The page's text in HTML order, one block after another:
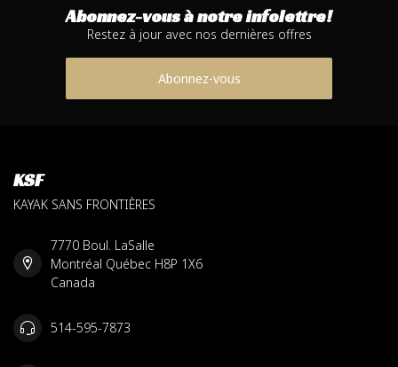
Abonnez-vous à notre infolettre!
Restez à jour avec nos dernières offres
Abonnez-vous
KSF
KAYAK SANS FRONTIÈRES
7770 Boul. LaSalle
Montréal Québec H8P 1X6
Canada
514-595-7873